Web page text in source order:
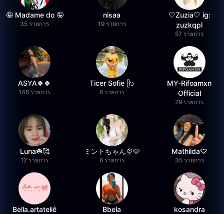
🤪 Madame do 🤪
35 รายการ
nisaa
19 รายการ
🤍Zuzia🤍 ig:
zuzkqpl
57 รายการ
ASYA🍀🍀
146 รายการ
Ticer Sofie ᥫ᭡
6 รายการ
MY-Rifoamxn
Official
29 รายการ
Luna☘️🥰
12 รายการ
ミントちゃん🍨🩵
6 รายการ
Mathilda♡︎
35 รายการ
Bella.artateliê Bbela kosandra